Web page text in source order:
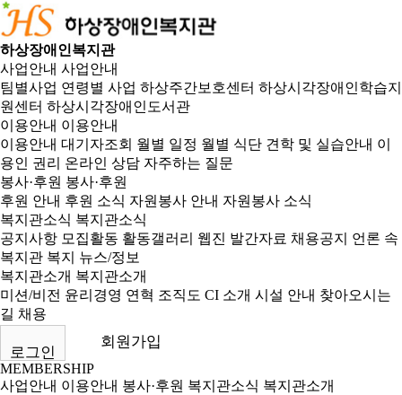
하상장애인복지관
사업안내 사업안내
팀별사업 연령별 사업 하상주간보호센터 하상시각장애인학습지
원센터 하상시각장애인도서관
이용안내 이용안내
이용안내 대기자조회 월별 일정 월별 식단 견학 및 실습안내 이
용인 권리 온라인 상담 자주하는 질문
봉사·후원 봉사·후원
후원 안내 후원 소식 자원봉사 안내 자원봉사 소식
복지관소식 복지관소식
공지사항 모집활동 활동갤러리 웹진 발간자료 채용공지
언론 속
복지관 복지 뉴스/정보
복지관소개 복지관소개
미션/비전 윤리경영 연혁 조직도 CI 소개 시설 안내 찾아오시는
길 채용
로그인
회원가입
MEMBERSHIP
사업안내 이용안내 봉사·후원 복지관소식 복지관소개